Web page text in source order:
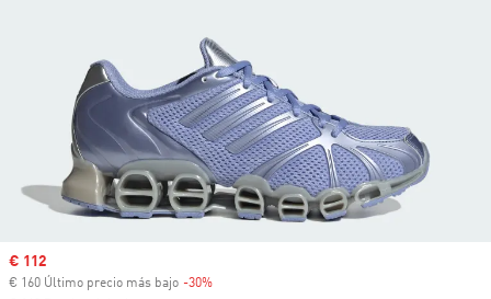
Precio de venta
€ 112
€ 160 Último precio más bajo -30%